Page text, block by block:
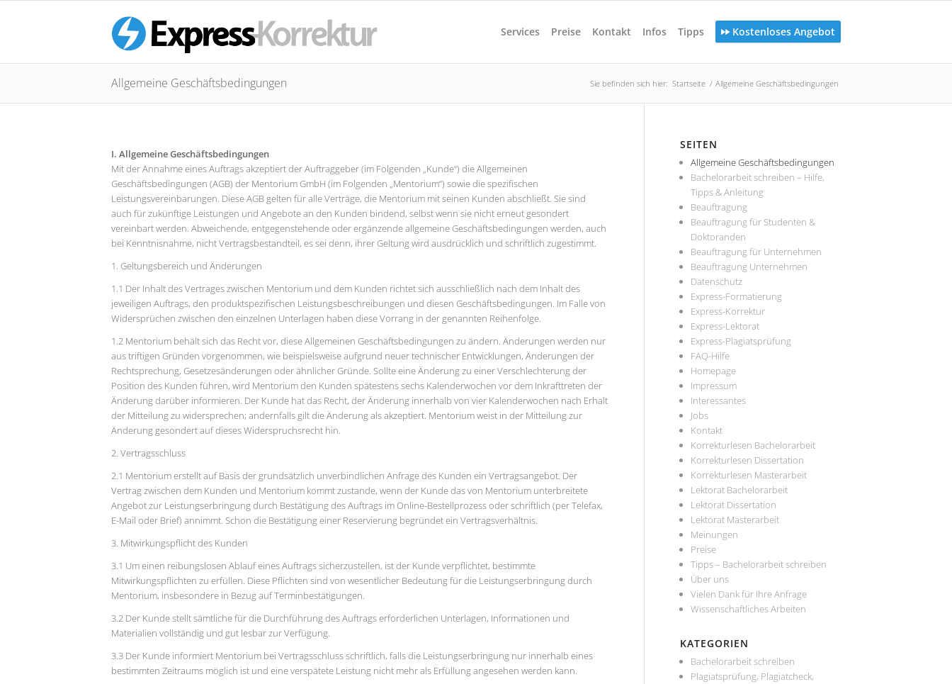
Services Preise Kontakt Infos Tipps Kostenloses Angebot
Allgemeine Geschäftsbedingungen Sie befinden sich hier: Startseite / Allgemeine Geschäftsbedingungen
I. Allgemeine Geschäftsbedingungen
Mit der Annahme eines Auftrags akzeptiert der Auftraggeber (im Folgenden „Kunde“) die Allgemeinen
Geschäftsbedingungen (AGB) der Mentorium GmbH (im Folgenden „Mentorium“) sowie die spezifischen
Leistungsvereinbarungen. Diese AGB gelten für alle Verträge, die Mentorium mit seinen Kunden abschließt. Sie sind
auch für zukünftige Leistungen und Angebote an den Kunden bindend, selbst wenn sie nicht erneut gesondert
vereinbart werden. Abweichende, entgegenstehende oder ergänzende allgemeine Geschäftsbedingungen werden, auch
bei Kenntnisnahme, nicht Vertragsbestandteil, es sei denn, ihrer Geltung wird ausdrücklich und schriftlich zugestimmt.
1. Geltungsbereich und Änderungen
1.1 Der Inhalt des Vertrages zwischen Mentorium und dem Kunden richtet sich ausschließlich nach dem Inhalt des
jeweiligen Auftrags, den produktspezifischen Leistungsbeschreibungen und diesen Geschäftsbedingungen. Im Falle von
Widersprüchen zwischen den einzelnen Unterlagen haben diese Vorrang in der genannten Reihenfolge.
1.2 Mentorium behält sich das Recht vor, diese Allgemeinen Geschäftsbedingungen zu ändern. Änderungen werden nur
aus triftigen Gründen vorgenommen, wie beispielsweise aufgrund neuer technischer Entwicklungen, Änderungen der
Rechtsprechung, Gesetzesänderungen oder ähnlicher Gründe. Sollte eine Änderung zu einer Verschlechterung der
Position des Kunden führen, wird Mentorium den Kunden spätestens sechs Kalenderwochen vor dem Inkrafttreten der
Änderung darüber informieren. Der Kunde hat das Recht, der Änderung innerhalb von vier Kalenderwochen nach Erhalt
der Mitteilung zu widersprechen; andernfalls gilt die Änderung als akzeptiert. Mentorium weist in der Mitteilung zur
Änderung gesondert auf dieses Widerspruchsrecht hin.
2. Vertragsschluss
2.1 Mentorium erstellt auf Basis der grundsätzlich unverbindlichen Anfrage des Kunden ein Vertragsangebot. Der
Vertrag zwischen dem Kunden und Mentorium kommt zustande, wenn der Kunde das von Mentorium unterbreitete
Angebot zur Leistungserbringung durch Bestätigung des Auftrags im Online-Bestellprozess oder schriftlich (per Telefax,
E-Mail oder Brief) annimmt. Schon die Bestätigung einer Reservierung begründet ein Vertragsverhältnis.
3. Mitwirkungspflicht des Kunden
3.1 Um einen reibungslosen Ablauf eines Auftrags sicherzustellen, ist der Kunde verpflichtet, bestimmte
Mitwirkungspflichten zu erfüllen. Diese Pflichten sind von wesentlicher Bedeutung für die Leistungserbringung durch
Mentorium, insbesondere in Bezug auf Terminbestätigungen.
3.2 Der Kunde stellt sämtliche für die Durchführung des Auftrags erforderlichen Unterlagen, Informationen und
Materialien vollständig und gut lesbar zur Verfügung.
3.3 Der Kunde informiert Mentorium bei Vertragsschluss schriftlich, falls die Leistungserbringung nur innerhalb eines
bestimmten Zeitraums möglich ist und eine verspätete Leistung nicht mehr als Erfüllung angesehen werden kann.
SEITEN
Allgemeine Geschäftsbedingungen
Bachelorarbeit schreiben – Hilfe,
Tipps & Anleitung
Beauftragung
Beauftragung für Studenten &
Doktoranden
Beauftragung für Unternehmen
Beauftragung Unternehmen
Datenschutz
Express-Formatierung
Express-Korrektur
Express-Lektorat
Express-Plagiatsprüfung
FAQ-Hilfe
Homepage
Impressum
Interessantes
Jobs
Kontakt
Korrekturlesen Bachelorarbeit
Korrekturlesen Dissertation
Korrekturlesen Masterarbeit
Lektorat Bachelorarbeit
Lektorat Dissertation
Lektorat Masterarbeit
Meinungen
Preise
Tipps – Bachelorarbeit schreiben
Über uns
Vielen Dank für Ihre Anfrage
Wissenschaftliches Arbeiten
KATEGORIEN
Bachelorarbeit schreiben
Plagiatsprüfung, Plagiatcheck,